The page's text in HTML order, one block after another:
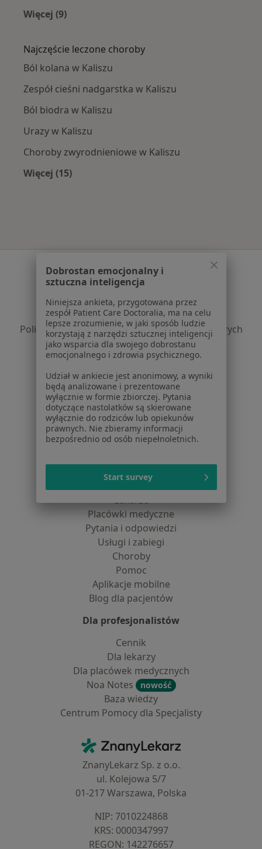
Więcej (9)
Najczęście leczone choroby
Ból kolana w Kaliszu
Zespół cieśni nadgarstka w Kaliszu
Ból biodra w Kaliszu
Urazy w Kaliszu
Choroby zwyrodnieniowe w Kaliszu
Więcej (15)
Serwis
Regulamin
Polityka prywatności pacjentów
Polityka prywatności profesjonalistów
Polityka prywatności dla profesjonalistów, których
dane pozyskaliśmy samodzielnie
Polityka cookies
Jak działają wyniki wyszukiwania
Dostępność
O nas
Praca Rekrutujemy!
Partnerzy
Centrum prasowe
Dla pacjentów
Lekarze
Placówki medyczne
Pytania i odpowiedzi
Usługi i zabiegi
Choroby
Pomoc
Aplikacje mobilne
Blog dla pacjentów
Dla profesjonalistów
Cennik
Dla lekarzy
Dla placówek medycznych
Noa Notes
nowość
Baza wiedzy
Centrum Pomocy dla Specjalisty
ZnanyLekarz - Strona główna
ZnanyLekarz Sp. z o.o.
ul. Kolejowa 5/7
01-217 Warszawa, Polska
NIP: ⁠7010224868
KRS: ⁠0000347997
REGON: ⁠142276657
Dobrostan emocjonalny i
sztuczna inteligencja
Niniejsza ankieta, przygotowana przez
zespół Patient Care Doctoralia, ma na celu
lepsze zrozumienie, w jaki sposób ludzie
korzystają z narzędzi sztucznej inteligencji
jako wsparcia dla swojego dobrostanu
emocjonalnego i zdrowia psychicznego.
Udział w ankiecie jest anonimowy, a wyniki
będą analizowane i prezentowane
wyłącznie w formie zbiorczej. Pytania
dotyczące nastolatków są skierowane
wyłącznie do rodziców lub opiekunów
prawnych. Nie zbieramy informacji
bezpośrednio od osób niepełnoletnich.
Start survey